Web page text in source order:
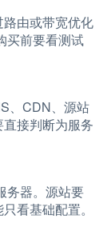
由或带宽优化
买前要看测试
、CDN、源站
接判断为服务
务器。源站要
看基础配置。